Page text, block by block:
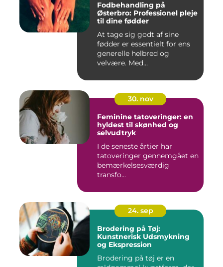
Fodbehandling på
Østerbro: Professionel pleje
til dine fødder
At tage sig godt af sine
fødder er essentielt for ens
generelle helbred og
velvære. Med...
30. nov
Feminine tatoveringer: en
hyldest til skønhed og
selvudtryk
I de seneste årtier har
tatoveringer gennemgået en
bemærkelsesværdig
transfo...
24. sep
Brodering på Tøj:
Kunstnerisk Udsmykning
og Ekspression
Brodering på tøj er en